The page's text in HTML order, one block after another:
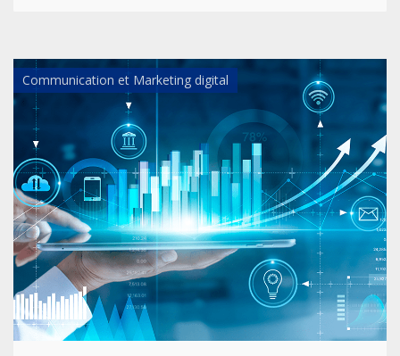
Communication et Marketing digital